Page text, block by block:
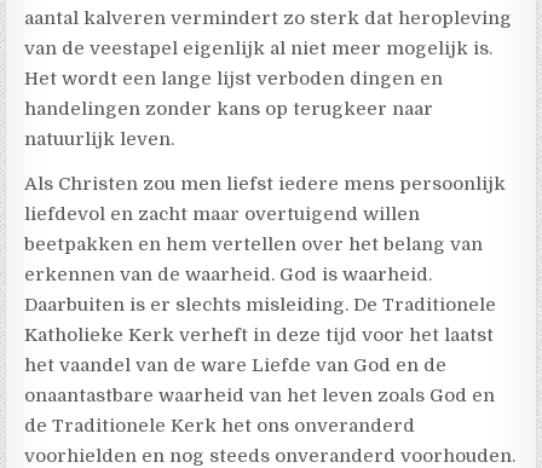
aantal kalveren vermindert zo sterk dat heropleving
van de veestapel eigenlijk al niet meer mogelijk is.
Het wordt een lange lijst verboden dingen en
handelingen zonder kans op terugkeer naar
natuurlijk leven.
Als Christen zou men liefst iedere mens persoonlijk
liefdevol en zacht maar overtuigend willen
beetpakken en hem vertellen over het belang van
erkennen van de waarheid. God is waarheid.
Daarbuiten is er slechts misleiding. De Traditionele
Katholieke Kerk verheft in deze tijd voor het laatst
het vaandel van de ware Liefde van God en de
onaantastbare waarheid van het leven zoals God en
de Traditionele Kerk het ons onveranderd
voorhielden en nog steeds onveranderd voorhouden.